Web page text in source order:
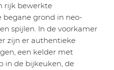
rijk bewerkte
begane grond in neo-
spijlen. In de voorkamer
zijn er authentieke
een kelder met
in de bijkeuken, de